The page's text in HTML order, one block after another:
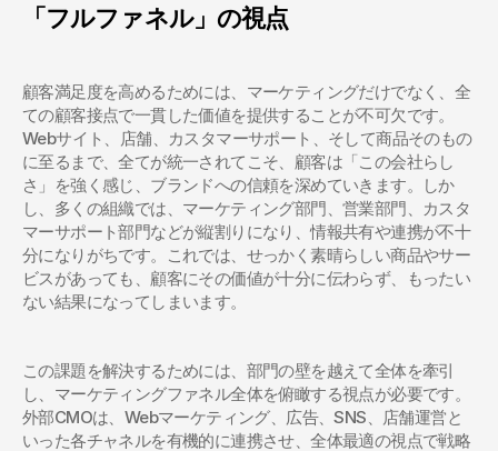
「フルファネル」の視点
顧客満足度を高めるためには、マーケティングだけでなく、全
ての顧客接点で一貫した価値を提供することが不可欠です。
Webサイト、店舗、カスタマーサポート、そして商品そのもの
に至るまで、全てが統一されてこそ、顧客は「この会社らし
さ」を強く感じ、ブランドへの信頼を深めていきます。しか
し、多くの組織では、マーケティング部門、営業部門、カスタ
マーサポート部門などが縦割りになり、情報共有や連携が不十
分になりがちです。これでは、せっかく素晴らしい商品やサー
ビスがあっても、顧客にその価値が十分に伝わらず、もったい
ない結果になってしまいます。
この課題を解決するためには、部門の壁を越えて全体を牽引
し、マーケティングファネル全体を俯瞰する視点が必要です。
外部CMOは、Webマーケティング、広告、SNS、店舗運営と
いった各チャネルを有機的に連携させ、全体最適の視点で戦略